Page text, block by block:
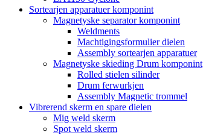
Sortearjen apparatuer komponint
Magnetyske separator komponint
Weldments
Machtigingsformulier dielen
Assembly sortearjen apparatuer
Magnetyske skieding Drum komponint
Rolled stielen silinder
Drum ferwurkjen
Assembly Magnetic trommel
Vibrerend skerm en spare dielen
Mig weld skerm
Spot weld skerm